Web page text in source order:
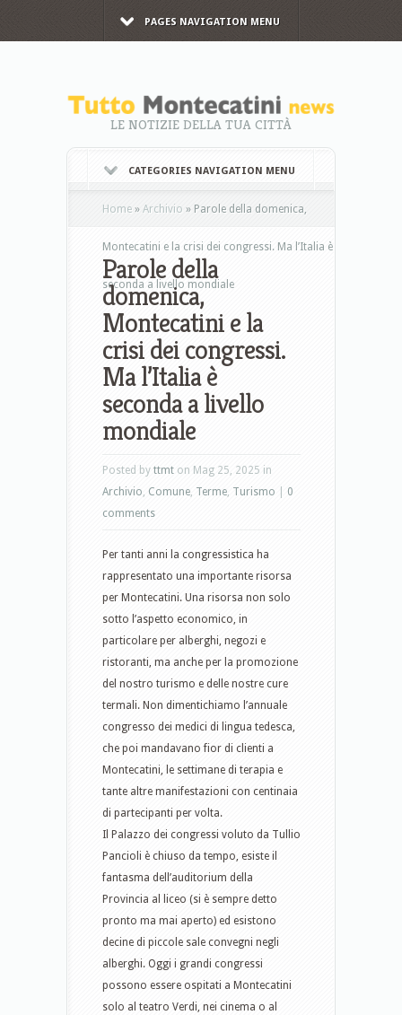
PAGES NAVIGATION MENU
LE NOTIZIE DELLA TUA CITTÀ
CATEGORIES NAVIGATION MENU
Home » Archivio » Parole della domenica,
Montecatini e la crisi dei congressi. Ma l’Italia è
seconda a livello mondiale
Parole della
domenica,
Montecatini e la
crisi dei congressi.
Ma l’Italia è
seconda a livello
mondiale
Posted by ttmt on Mag 25, 2025 in
Archivio, Comune, Terme, Turismo
0
comments
Per tanti anni la congressistica ha
rappresentato una importante risorsa
per Montecatini. Una risorsa non solo
sotto l’aspetto economico, in
particolare per alberghi, negozi e
ristoranti, ma anche per la promozione
del nostro turismo e delle nostre cure
termali. Non dimentichiamo l’annuale
congresso dei medici di lingua tedesca,
che poi mandavano fior di clienti a
Montecatini, le settimane di terapia e
tante altre manifestazioni con centinaia
di partecipanti per volta.
Il Palazzo dei congressi voluto da Tullio
Pancioli è chiuso da tempo, esiste il
fantasma dell’auditorium della
Provincia al liceo (si è sempre detto
pronto ma mai aperto) ed esistono
decine di piccole sale convegni negli
alberghi. Oggi i grandi congressi
possono essere ospitati a Montecatini
solo al teatro Verdi, nei cinema o al